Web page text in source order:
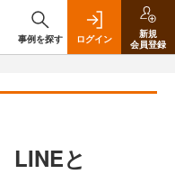
事例を探す ログイン
新規
会員登録
LINEと